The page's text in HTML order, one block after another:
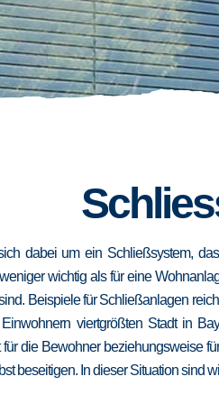
dabei um ein Schließsystem,
wichtig als für eine
Beispiele für Schließanlagen
viertgrößten Stadt in
die Bewohner beziehungsweise
beseitigen. In dieser Situation sind